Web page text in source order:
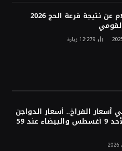
الاستعلام عن نتيجة قرعة الحج 2026
12٬279 زيارة
أسعار الفراخ.. أسعار الدواجن
اليوم الأحد 9 أغسطس والبيضاء عند 59